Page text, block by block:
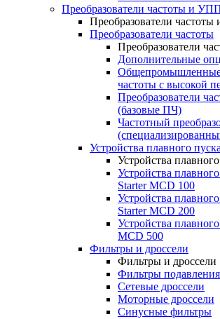
Преобразователи частоты и
Преобразователи
Преобразователи частоты
Преобразователи
Дополнительные
Общепромышленные
частоты с высокой
Преобразователи
(базовые ПЧ)
Частотный
Устройства плавного пуска
Устройства
Устройства
Starter MCD 100
Устройства
Starter MCD 200
Устройства
MCD 500
Фильтры и дроссели
Фильтры и дроссели
Фильтры
Сетевые дроссели
Моторные дроссели
Синусные фильтры